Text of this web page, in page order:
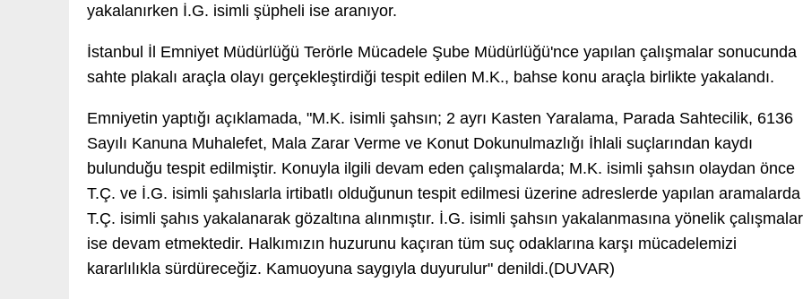
yakalanırken İ.G. isimli şüpheli ise aranıyor.
İstanbul İl Emniyet Müdürlüğü Terörle Mücadele Şube Müdürlüğü'nce yapılan çalışmalar sonucunda
sahte plakalı araçla olayı gerçekleştirdiği tespit edilen M.K., bahse konu araçla birlikte yakalandı.
Emniyetin yaptığı açıklamada, "M.K. isimli şahsın; 2 ayrı Kasten Yaralama, Parada Sahtecilik, 6136
Sayılı Kanuna Muhalefet, Mala Zarar Verme ve Konut Dokunulmazlığı İhlali suçlarından kaydı
bulunduğu tespit edilmiştir. Konuyla ilgili devam eden çalışmalarda; M.K. isimli şahsın olaydan önce
T.Ç. ve İ.G. isimli şahıslarla irtibatlı olduğunun tespit edilmesi üzerine adreslerde yapılan aramalarda
T.Ç. isimli şahıs yakalanarak gözaltına alınmıştır. İ.G. isimli şahsın yakalanmasına yönelik çalışmalar
ise devam etmektedir. Halkımızın huzurunu kaçıran tüm suç odaklarına karşı mücadelemizi
kararlılıkla sürdüreceğiz. Kamuoyuna saygıyla duyurulur" denildi.(DUVAR)